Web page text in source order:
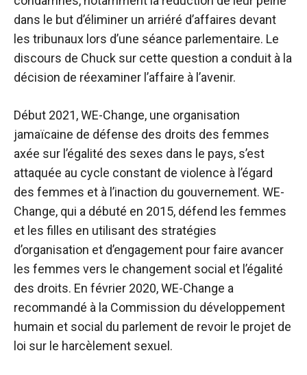
dans le but d’éliminer un arriéré d’affaires devant
les tribunaux lors d’une séance parlementaire. Le
discours de Chuck sur cette question a conduit à la
décision de réexaminer l’affaire à l’avenir.
Début 2021, WE-Change, une organisation
jamaïcaine de défense des droits des femmes
axée sur l’égalité des sexes dans le pays, s’est
attaquée au cycle constant de violence à l’égard
des femmes et à l’inaction du gouvernement. WE-
Change, qui a débuté en 2015, défend les femmes
et les filles en utilisant des stratégies
d’organisation et d’engagement pour faire avancer
les femmes vers le changement social et l’égalité
des droits. En février 2020, WE-Change a
recommandé à la Commission du développement
humain et social du parlement de revoir le projet de
loi sur le harcèlement sexuel.